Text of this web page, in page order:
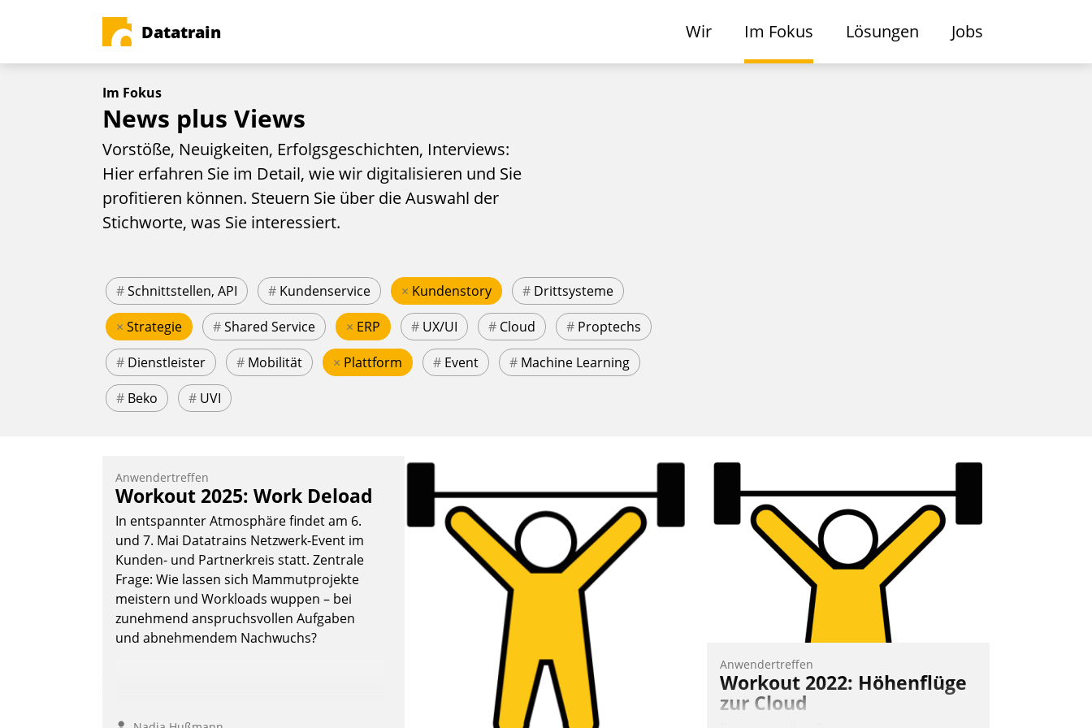
Datatrain Wir Im Fokus Lösungen Jobs
Im Fokus
News plus Views
Vorstöße, Neuigkeiten, Erfolgsgeschichten, Interviews:
Hier erfahren Sie im Detail, wie wir digitalisieren und Sie
profitieren können. Steuern Sie über die Auswahl der
Stichworte, was Sie interessiert.
#Schnittstellen, API # Kundenservice × Kundenstory # Drittsysteme
× Strategie #Shared Service × ERP # UX/UI # Cloud # Proptechs
# Dienstleister # Mobilität × Plattform # Event # Machine Learning
# Beko # UVI
Anwendertreffen
Workout 2025: Work Deload
In entspannter Atmosphäre findet am 6.
und 7. Mai Datatrains Netzwerk-Event im
Kunden- und Partnerkreis statt. Zentrale
Frage: Wie lassen sich Mammutprojekte
meistern und Workloads wuppen – bei
zunehmend anspruchsvollen Aufgaben
und abnehmendem Nachwuchs?
Anwendertreffen
Workout 2022: Höhenflüge
zur Cloud